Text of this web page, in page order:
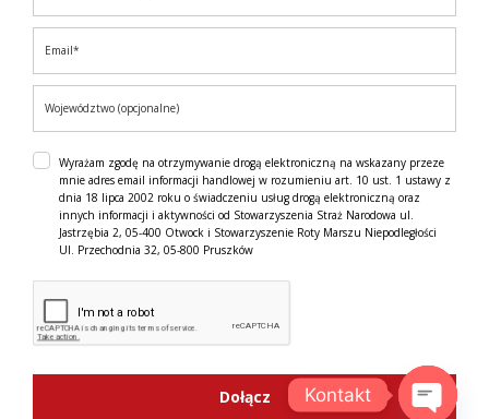
Wyrażam zgodę na otrzymywanie drogą elektroniczną na wskazany przeze
mnie adres email informacji handlowej w rozumieniu art. 10 ust. 1 ustawy z
dnia 18 lipca 2002 roku o świadczeniu usług drogą elektroniczną oraz
innych informacji i aktywności od Stowarzyszenia Straż Narodowa ul.
Jastrzębia 2, 05-400 Otwock i Stowarzyszenie Roty Marszu Niepodległości
Ul. Przechodnia 32, 05-800 Pruszków
Dołącz Kontakt